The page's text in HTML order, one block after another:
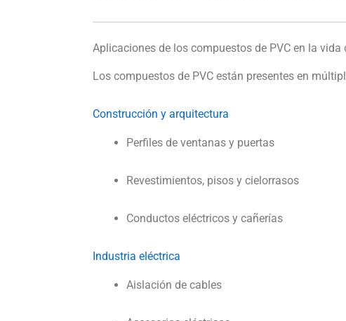
Aplicaciones de los compuestos de PVC en la vida
Los compuestos de PVC están presentes en
Construcción y arquitectura
Perfiles de ventanas y puertas
Revestimientos, pisos y cielorrasos
Conductos eléctricos y cañerías
Industria eléctrica
Aislación de cables